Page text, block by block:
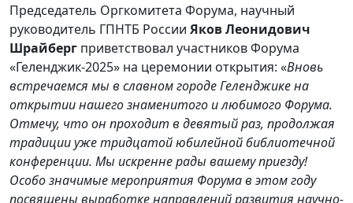
Председатель Оргкомитета Форума, научный
руководитель ГПНТБ России Яков Леонидович
Шрайберг приветствовал участников Форума
«Геленджик-2025» на церемонии открытия: «Вновь
встречаемся мы в славном городе Геленджике на
открытии нашего знаменитого и любимого Форума.
Отмечу, что он проходит в девятый раз, продолжая
традиции уже тридцатой юбилейной библиотечной
конференции. Мы искренне рады вашему приезду!
Особо значимые мероприятия Форума в этом году
посвящены выработке направлений развития научно-